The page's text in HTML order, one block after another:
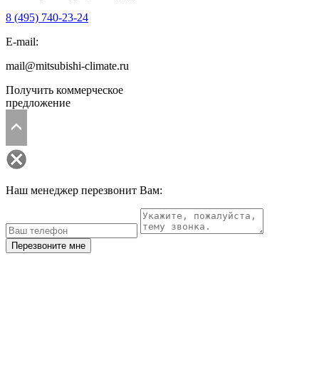
8 (495) 740-23-24
E-mail:
mail@mitsubishi-climate.ru
Получить коммерческое
предложение
Наш менеджер перезвонит Вам:
Перезвоните мне